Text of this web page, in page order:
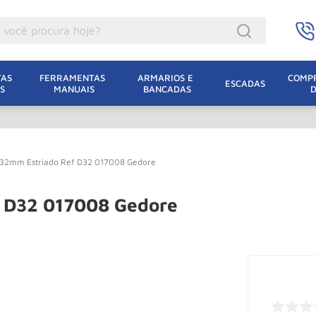
FERRAMENTAS
MANUAIS
ARMARIOS E
BANCADAS
ESCADAS
Estriado Ref D32 017008 Gedore
017008 Gedore
Eletrica